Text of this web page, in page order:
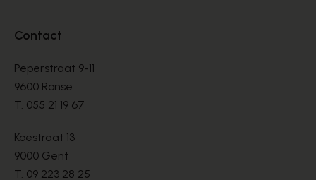
Contact
Peperstraat 9-11
9600 Ronse
T. 055 21 19 67
Koestraat 13
9000 Gent
T. 09 223 28 25